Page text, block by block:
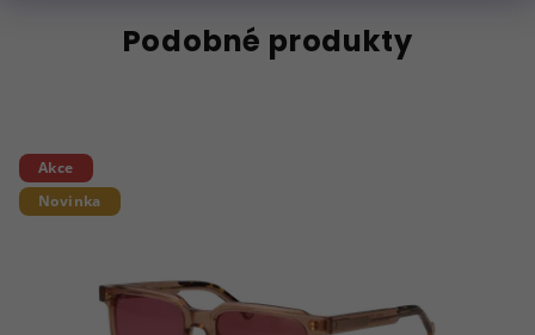
Podobné produkty
Akce
Novinka